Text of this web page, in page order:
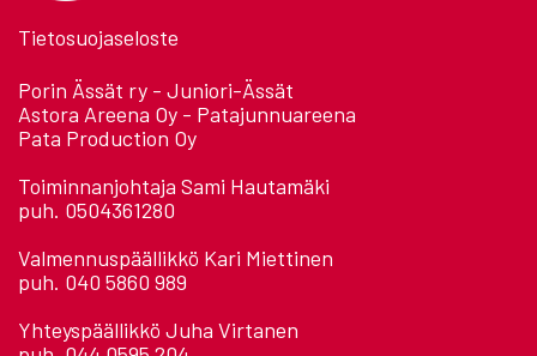
Tietosuojaseloste
Porin Ässät ry - Juniori-Ässät
Astora Areena Oy - Patajunnuareena
Pata Production Oy
Toiminnanjohtaja Sami Hautamäki
puh. 0504361280
Valmennuspäällikkö Kari Miettinen
puh. 040 5860 989
Yhteyspäällikkö Juha Virtanen